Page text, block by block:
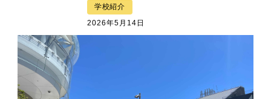
学校紹介
2026年5月14日